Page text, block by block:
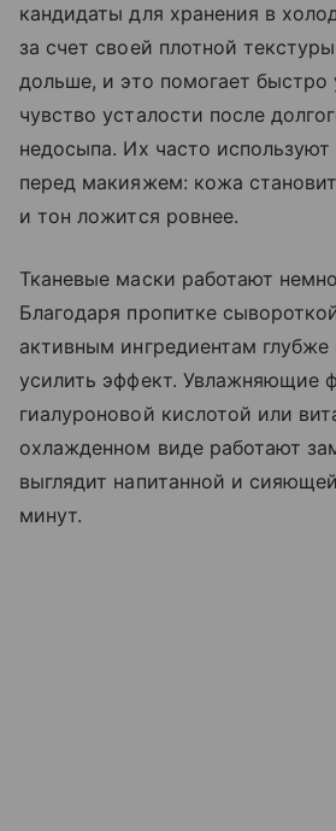
кандидаты для хранения в
за счет своей плотной
дольше, и это помогает быстро
чувство усталости после
недосыпа. Их часто
перед макияжем: кожа
и тон ложится ровнее.
Тканевые маски работают
Благодаря пропитке
активным ингредиентам глубже
усилить эффект. Увлажняющие
гиалуроновой кислотой или
охлажденном виде работают
выглядит напитанной и
минут.